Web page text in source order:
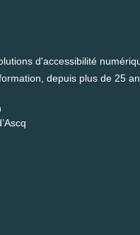
d'accessibilité
depuis plus de 25